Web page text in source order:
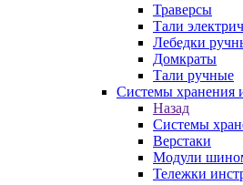
Траверсы
Тали
Лебедки
Домкраты
Тали ручные
Системы хранения
Назад
Системы
Верстаки
Модули
Тележки